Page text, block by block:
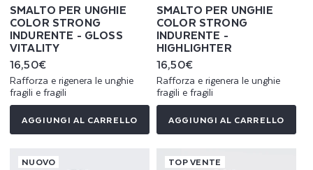
SMALTO PER UNGHIE
COLOR STRONG
INDURENTE - GLOSS
VITALITY
Prezzo
di
listino
16,50€
Rafforza e rigenera le unghie
fragili e fragili
AGGIUNGI AL CARRELLO
SMALTO PER UNGHIE
COLOR STRONG
INDURENTE -
HIGHLIGHTER
Prezzo
di
listino
16,50€
Rafforza e rigenera le unghie
fragili e fragili
AGGIUNGI AL CARRELLO
NUOVO TOP VENTE